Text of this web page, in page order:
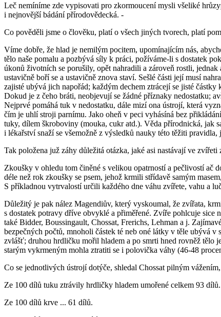
Leč nemíníme zde vypisovati pro zkormoucení mysli všeliké
i nejnovější bádání přírodovědecká. -
Co pověděli jsme o člověku, platí o všech jiných tvorech, platí
Víme dobře, že hlad je nemilým pocitem, upomínajícím nás,
tělo naše pomalu a pozbývá síly k práci, požíváme-li s dostatek
úkonů životních se porušily, opět nahradili a zároveň rostli,
ustavičně boří se a ustavičně znova staví. Sešlé části její musí
zajisté ubývá jich napořád; každým dechem ztrácejí se jisté
Dokud je z čeho bráti, neobjevují se žádné příznaky nedostatku;
Nejprvé pomáhá tuk v nedostatku, dále mizí ona ústrojí, která
čím je uhlí stroji parnímu. Jako oheň v peci vyhásíná bez
tuky, dílem škroboviny (mouka, cukr atd.). Věda přírodnická, jak
i lékařství snaží se všemožně z výsledků nauky této těžiti
Tak položena juž záhy důležitá otázka, jaké asi nastávají ve
Zkoušky v ohledu tom činěné s velikou opatrností a pečlivostí ač
déle než rok zkoušky se psem, jehož krmili střídavě samým
S příkladnou vytrvalostí určili každého dne váhu zvířete, vahu a
Důležitý je pak nález Magendiův, který vyskoumal, že zvířata,
s dostatek potravy dříve obvyklé a přiměřené. Zvíře pohlcuje sice
také Bidder, Boussingault, Chossat, Frerichs, Lehman a j.
bezpečných počtů, mnoholi částek té neb oné látky v těle ubývá
zvlášť; druhou hrdličku mořil hladem a po smrti hned rovněž tělo
starým vykrmeným mohla ztratiti se i polovička váhy (46-48
Co se jednotlivých ústrojí dotýče, shledal Chossat pilným
Ze 100 dílů tuku ztrávily hrdličky hladem umořené celkem 93 dílů.
Ze 100 dílů krve ... 61 dílů.